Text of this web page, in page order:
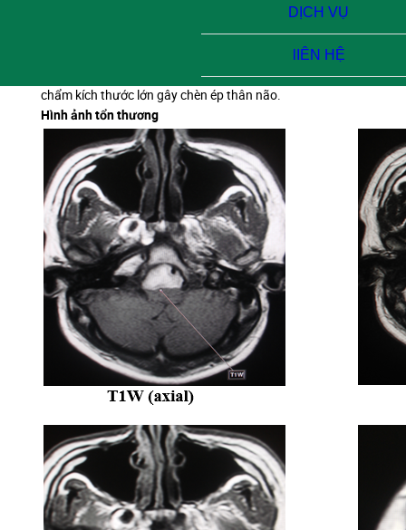
DỊCH VỤ
lIÊN HỆ
các biểu hiện sốt, nôn ói và đau đầu thường xuyên,
đượcKhoa Chẩn đoán hình ảntiến hành chụp MRI sọ não
với các xung T1W, T2W, FLAIR, DWI, có tiêm thuốc đối
quang từ. Kết quả bệnh nhân bị một khối u màng não lỗ
chẩm kích thước lớn gây chèn ép thân não.
Hình ảnh tổn thương